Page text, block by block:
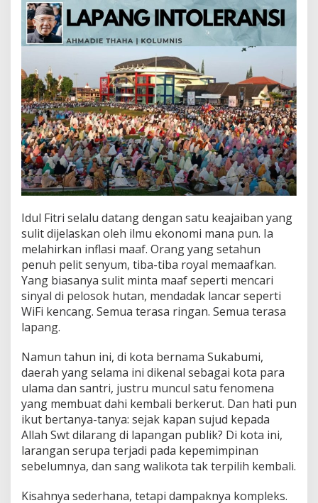
o
l
e
a
n
s
i
Idul Fitri selalu datang dengan satu keajaiban yang
sulit dijelaskan oleh ilmu ekonomi mana pun. Ia
melahirkan inflasi maaf. Orang yang setahun
penuh pelit senyum, tiba-tiba royal memaafkan.
Yang biasanya sulit minta maaf seperti mencari
sinyal di pelosok hutan, mendadak lancar seperti
WiFi kencang. Semua terasa ringan. Semua terasa
lapang.
Namun tahun ini, di kota bernama Sukabumi,
daerah yang selama ini dikenal sebagai kota para
ulama dan santri, justru muncul satu fenomena
yang membuat dahi kembali berkerut. Dan hati pun
ikut bertanya-tanya: sejak kapan sujud kepada
Allah Swt dilarang di lapangan publik? Di kota ini,
larangan serupa terjadi pada kepemimpinan
sebelumnya, dan sang walikota tak terpilih kembali.
Kisahnya sederhana, tetapi dampaknya kompleks.